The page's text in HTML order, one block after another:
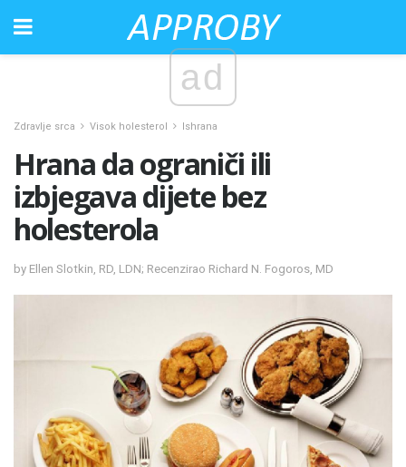
ad
Zdravlje srca Visok holesterol Ishrana
Hrana da ograniči ili
izbjegava dijete bez
holesterola
by Ellen Slotkin, RD, LDN; Recenzirao Richard N. Fogoros, MD